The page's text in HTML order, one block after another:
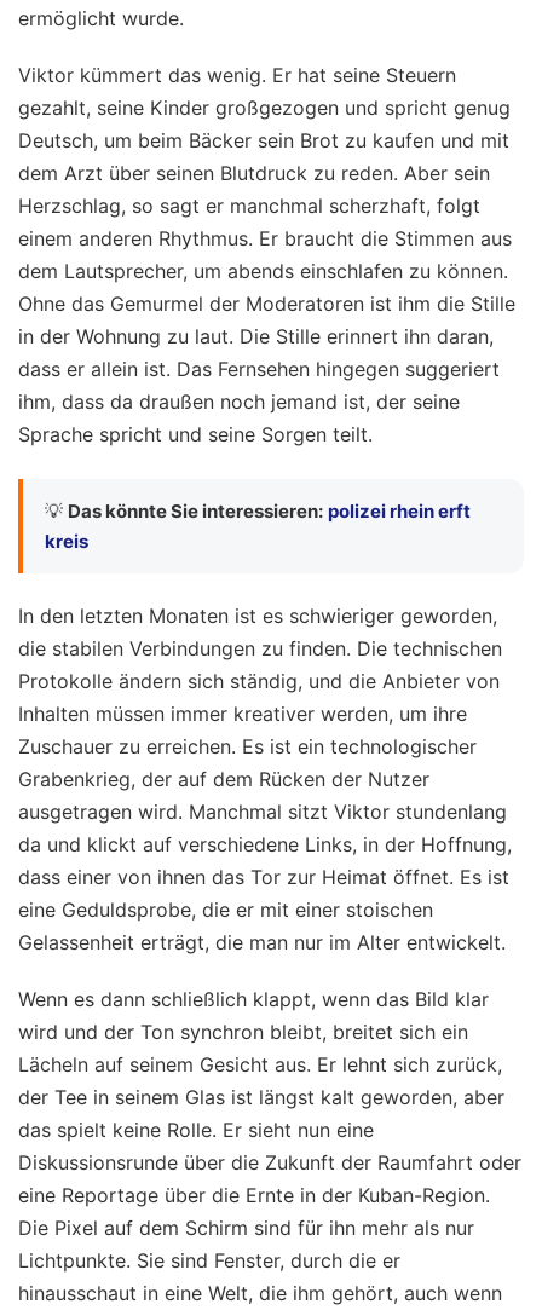
ermöglicht wurde.
Viktor kümmert das wenig. Er hat seine Steuern
gezahlt, seine Kinder großgezogen und spricht genug
Deutsch, um beim Bäcker sein Brot zu kaufen und mit
dem Arzt über seinen Blutdruck zu reden. Aber sein
Herzschlag, so sagt er manchmal scherzhaft, folgt
einem anderen Rhythmus. Er braucht die Stimmen aus
dem Lautsprecher, um abends einschlafen zu können.
Ohne das Gemurmel der Moderatoren ist ihm die Stille
in der Wohnung zu laut. Die Stille erinnert ihn daran,
dass er allein ist. Das Fernsehen hingegen suggeriert
ihm, dass da draußen noch jemand ist, der seine
Sprache spricht und seine Sorgen teilt.
💡 Das könnte Sie interessieren: polizei rhein erft
kreis
In den letzten Monaten ist es schwieriger geworden,
die stabilen Verbindungen zu finden. Die technischen
Protokolle ändern sich ständig, und die Anbieter von
Inhalten müssen immer kreativer werden, um ihre
Zuschauer zu erreichen. Es ist ein technologischer
Grabenkrieg, der auf dem Rücken der Nutzer
ausgetragen wird. Manchmal sitzt Viktor stundenlang
da und klickt auf verschiedene Links, in der Hoffnung,
dass einer von ihnen das Tor zur Heimat öffnet. Es ist
eine Geduldsprobe, die er mit einer stoischen
Gelassenheit erträgt, die man nur im Alter entwickelt.
Wenn es dann schließlich klappt, wenn das Bild klar
wird und der Ton synchron bleibt, breitet sich ein
Lächeln auf seinem Gesicht aus. Er lehnt sich zurück,
der Tee in seinem Glas ist längst kalt geworden, aber
das spielt keine Rolle. Er sieht nun eine
Diskussionsrunde über die Zukunft der Raumfahrt oder
eine Reportage über die Ernte in der Kuban-Region.
Die Pixel auf dem Schirm sind für ihn mehr als nur
Lichtpunkte. Sie sind Fenster, durch die er
hinausschaut in eine Welt, die ihm gehört, auch wenn